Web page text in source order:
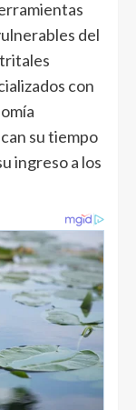
del
con
su tiempo
ingreso a los